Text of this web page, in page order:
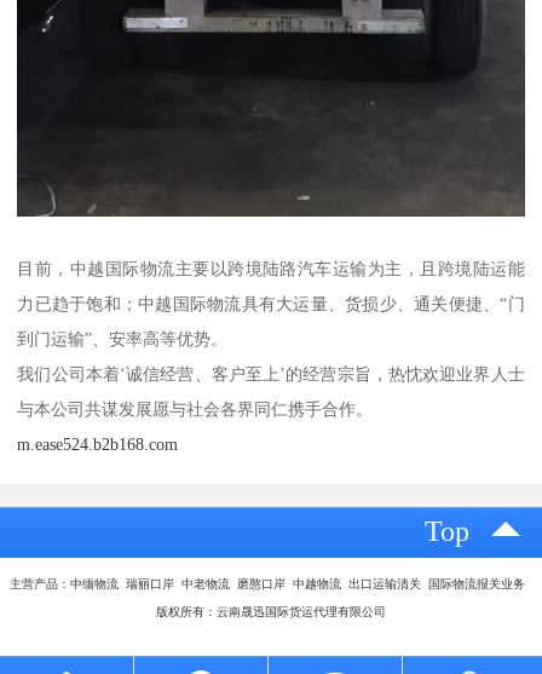
目前，中越国际物流主要以跨境陆路汽车运输为主，且跨境陆运能
力已趋于饱和；中越国际物流具有大运量、货损少、通关便捷、“门
到门运输”、安率高等优势。
我们公司本着‘诚信经营、客户至上’的经营宗旨，热忱欢迎业界人士
与本公司共谋发展愿与社会各界同仁携手合作。
m.ease524.b2b168.com
Top
主营产品：中缅物流 瑞丽口岸 中老物流 磨憨口岸 中越物流 出口运输清关 国际物流报关业务
版权所有：云南晟迅国际货运代理有限公司